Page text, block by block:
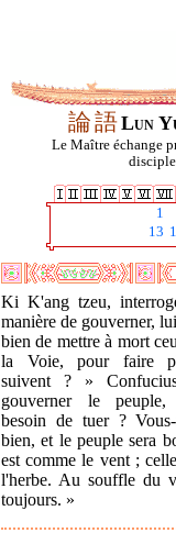
論語Lun
Le Maître échange
1
13
Ki K'ang tzeu,
manière de gouverner,
bien de mettre à mort
la Voie, pour faire
suivent ? »
gouverner le peuple,
besoin de tuer ?
bien, et le peuple sera
est comme le vent ;
l'herbe. Au souffle du
toujours. »